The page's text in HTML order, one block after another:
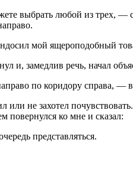
выбрать любой из трех, —
ил мой ящероподобный
и, замедлив речь, начал
по коридору справа, —
не захотел
повернулся ко мне и сказал:
представляться.